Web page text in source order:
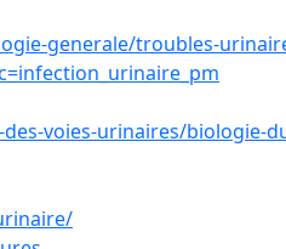
generale/troubles-
voies-urinaires/biologie-